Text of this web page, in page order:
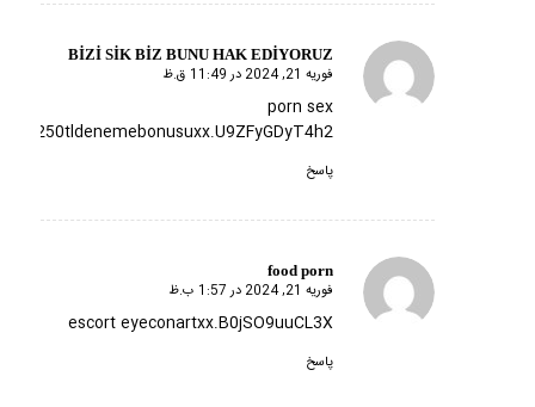
BİZİ SİK BİZ BUNU HAK EDİYORUZ
گفته:
فوریه 21, 2024 در 11:49 ق.ظ
porn sex
250tldenemebonusuxx.U9ZFyGDyT4h2
پاسخ
food porn
گفته:
فوریه 21, 2024 در 1:57 ب.ظ
escort eyeconartxx.B0jSO9uuCL3X
پاسخ